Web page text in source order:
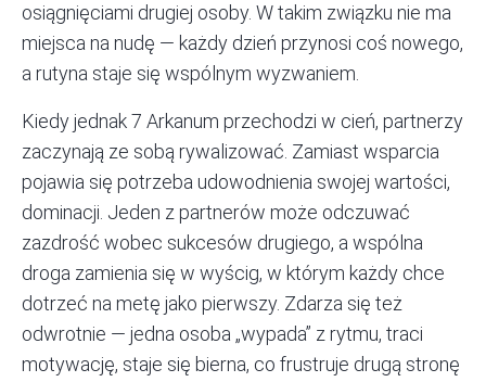
osiągnięciami drugiej osoby. W takim związku nie ma
miejsca na nudę — każdy dzień przynosi coś nowego,
a rutyna staje się wspólnym wyzwaniem.
Kiedy jednak 7 Arkanum przechodzi w cień, partnerzy
zaczynają ze sobą rywalizować. Zamiast wsparcia
pojawia się potrzeba udowodnienia swojej wartości,
dominacji. Jeden z partnerów może odczuwać
zazdrość wobec sukcesów drugiego, a wspólna
droga zamienia się w wyścig, w którym każdy chce
dotrzeć na metę jako pierwszy. Zdarza się też
odwrotnie — jedna osoba „wypada” z rytmu, traci
motywację, staje się bierna, co frustruje drugą stronę